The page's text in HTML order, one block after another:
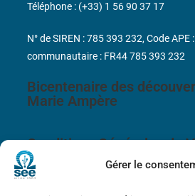
Gérer le
Bicentenaire des
Marie Ampère
Conditions Générales de
Téléphone : (+33) 1 56 90 37 17
N° de SIREN : 785 393 232, Code
communautaire : FR44 785 393 232